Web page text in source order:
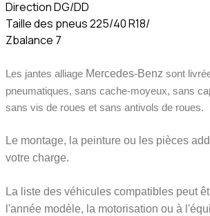
Direction DG/DD
Taille des pneus 225/40 R18/
Zbalance 7
Les jantes alliage Mercedes-Benz sont
pneumatiques, sans cache-moyeux, sans
sans vis de roues et sans antivols de roues.
Le montage, la peinture ou les pièces
votre charge.
La liste des véhicules compatibles peut
l'année modèle, la motorisation ou à